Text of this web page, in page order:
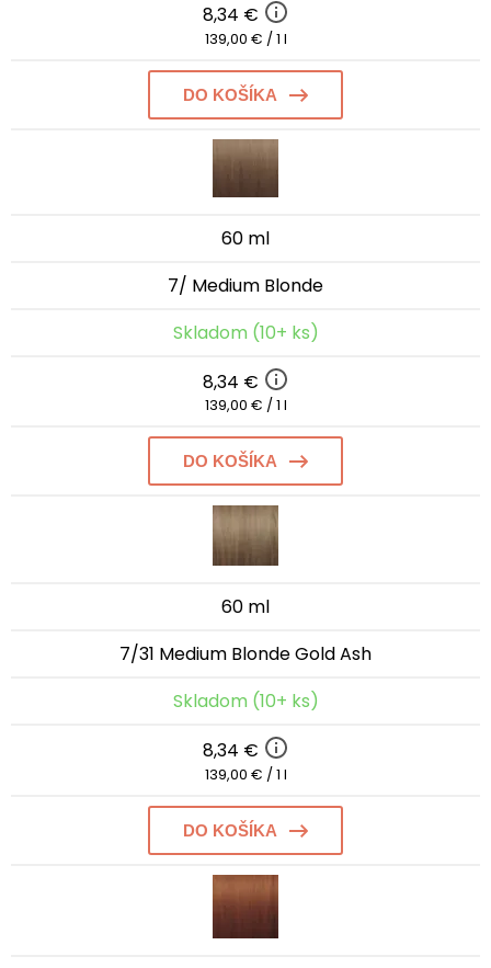
8,34 €
139,00 € / 1 l
DO KOŠÍKA
60 ml
7/ Medium Blonde
Skladom (10+ ks)
8,34 €
139,00 € / 1 l
DO KOŠÍKA
60 ml
7/31 Medium Blonde Gold Ash
Skladom (10+ ks)
8,34 €
139,00 € / 1 l
DO KOŠÍKA